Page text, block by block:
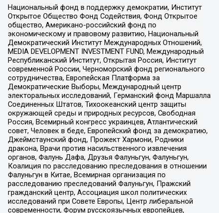
Национальный фонд в поддержку демократии, Институт
Открытое Общество Фонд Содействия, Фонд Открытое
общество, Американо-российский фонд по
экономическому и правовому развитию, Национальный
Демократический Институт Международных Отношений,
MEDIA DEVELOPMENT INVESTMENT FUND, Международный
Республиканский Институт, Открытая Россия, Институт
современной России, Черноморский фонд регионального
сотрудничества, Европейская Платформа за
Демократические Выборы, Международный центр
электоральных исследований, Германский фонд Маршалла
Соединенных Штатов, Тихоокеанский центр защиты
окружающей среды и природных ресурсов, Свободная
Россия, Всемирный конгресс украинцев, Атлантический
совет, Человек в беде, Европейский фонд за демократию,
Джеймстаунский фонд, Прожект Хармони, Родники
дракона, Врачи против насильственного извлечения
органов, Фалунь Дафа, Друзья Фалуньгун, Фалуньгун,
Коалиция по расследованию преследования в отношении
Фалуньгун в Китае, Всемирная организация по
расследованию преследований Фалуньгун, Пражский
гражданский центр, Ассоциация школ политических
исследований при Совете Европы, Центр либеральной
современности, Форум русскоязычных европейцев,